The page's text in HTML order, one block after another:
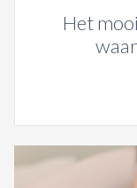
Het